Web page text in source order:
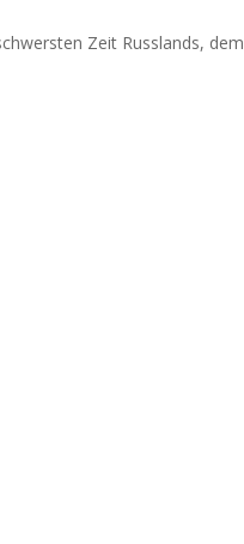
Zeit Russlands, dem